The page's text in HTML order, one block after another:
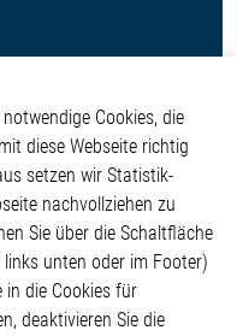
Cookies, die
diese Webseite richtig
setzen wir Statistik-
nachvollziehen zu
Sie über die Schaltfläche
links unten oder im Footer)
in die Cookies für
deaktivieren Sie die